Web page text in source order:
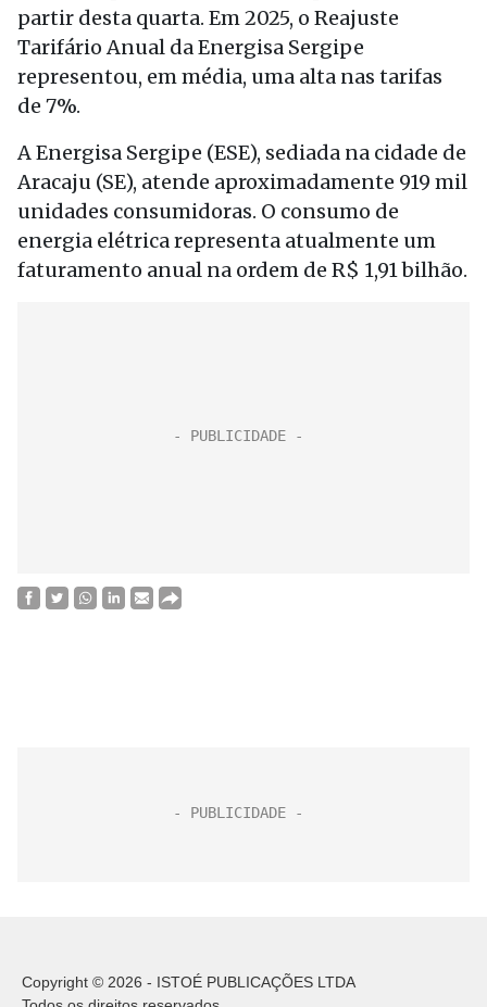
partir desta quarta. Em 2025, o Reajuste
Tarifário Anual da Energisa Sergipe
representou, em média, uma alta nas tarifas
de 7%.
A Energisa Sergipe (ESE), sediada na cidade de
Aracaju (SE), atende aproximadamente 919 mil
unidades consumidoras. O consumo de
energia elétrica representa atualmente um
faturamento anual na ordem de R$ 1,91 bilhão.
Copyright © 2026 - ISTOÉ PUBLICAÇÕES LTDA